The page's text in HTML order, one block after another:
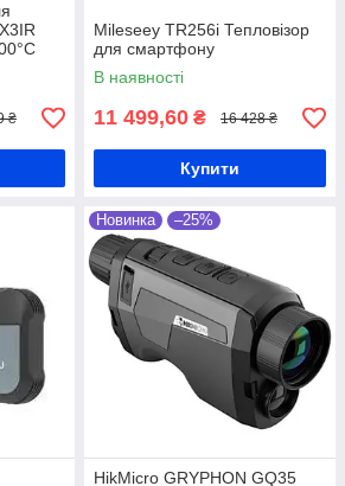
₴
Mileseey TR256i Тепловізор
для смартфону
В наявності
11 499,60 ₴ 16 428 ₴
Купити
Новинка –25%
HikMicro GRYPHON GQ35